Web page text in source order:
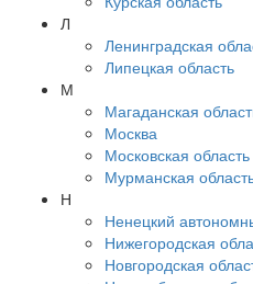
Л
Ленинградская
Липецкая область
М
Магаданская
Москва
Московская область
Мурманская
Н
Ненецкий
Нижегородская
Новгородская